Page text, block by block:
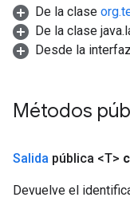
De la clase
De la clase
Desde la interfaz
Métodos
Salida pública <T>
Devuelve el